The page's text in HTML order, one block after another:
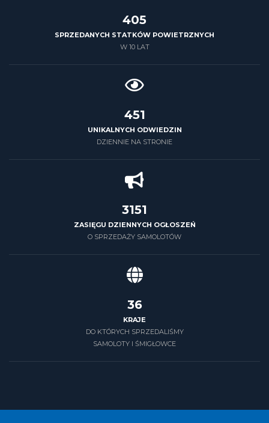
426
SPRZEDANYCH STATKÓW POWIETRZNYCH
W 10 LAT
500
UNIKALNYCH ODWIEDZIN
DZIENNIE NA STRONIE
3500
ZASIĘGU DZIENNYCH OGŁOSZEŃ
O SPRZEDAŻY SAMOLOTÓW
39
KRAJE
DO KTÓRYCH SPRZEDALIŚMY
SAMOLOTY I ŚMIGŁOWCE